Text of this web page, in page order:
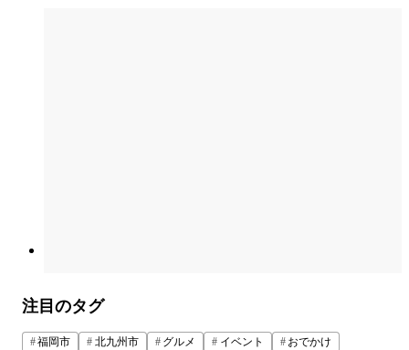
注目のタグ
福岡市 北九州市 グルメ イベント
おでかけ